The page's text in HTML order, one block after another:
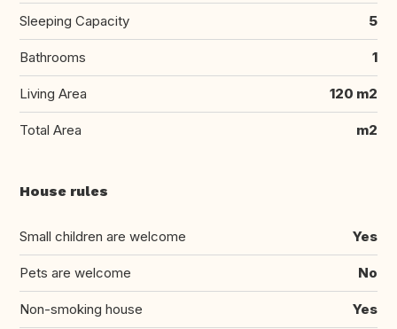
Sleeping Capacity 5
Bathrooms 1
Living Area 120 m2
Total Area m2
House rules
Small children are welcome Yes
Pets are welcome No
Non-smoking house Yes